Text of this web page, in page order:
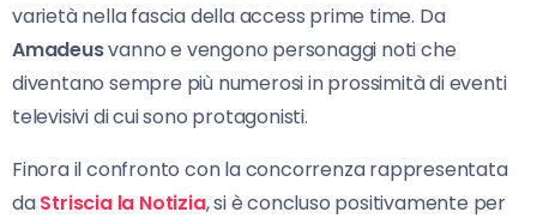
varietà nella fascia della access prime time. Da
Amadeusvanno e vengono personaggi noti che
diventano sempre più numerosi in prossimità di eventi
televisivi di cui sono protagonisti.
Finora il confronto con la concorrenza rappresentata
daStriscia la Notizia, si è concluso positivamente per